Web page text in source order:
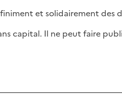
et solidairement des
capital. Il ne peut faire